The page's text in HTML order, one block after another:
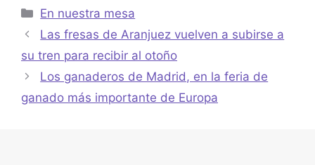
En nuestra mesa
Las fresas de Aranjuez vuelven a subirse a
su tren para recibir al otoño
Los ganaderos de Madrid, en la feria de
ganado más importante de Europa